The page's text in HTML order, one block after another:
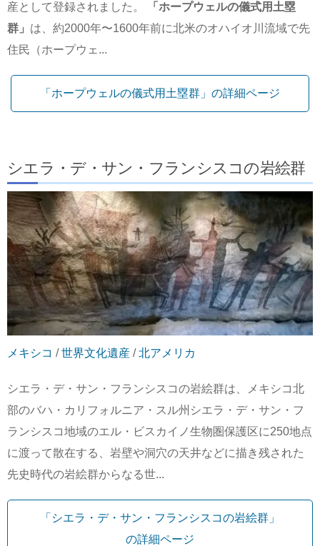
産として登録されました。
「ホープウェルの儀式用土塁
群」 は、約2000年〜1600年前に北米のオハイオ川流域で先
住民（ホープウェ...
「ホープウェルの儀式用土塁群」の詳細ページ
シエラ・デ・サン・フランシスコの岩絵群
メキシコ /世界文化遺産 /北アメリカ
シエラ・デ・サン・フランシスコの岩絵群は、メキシコ北
部のバハ・カリフォルニア・スル州シエラ・デ・サン・フ
ランシスコ地域のエル・ビスカイノ生物圏保護区に250地点
に渡って散在する、岩壁や洞穴の天井などに描き残された
先史時代の岩絵群からなる世...
「シエラ・デ・サン・フランシスコの岩絵群」
の詳細ページ